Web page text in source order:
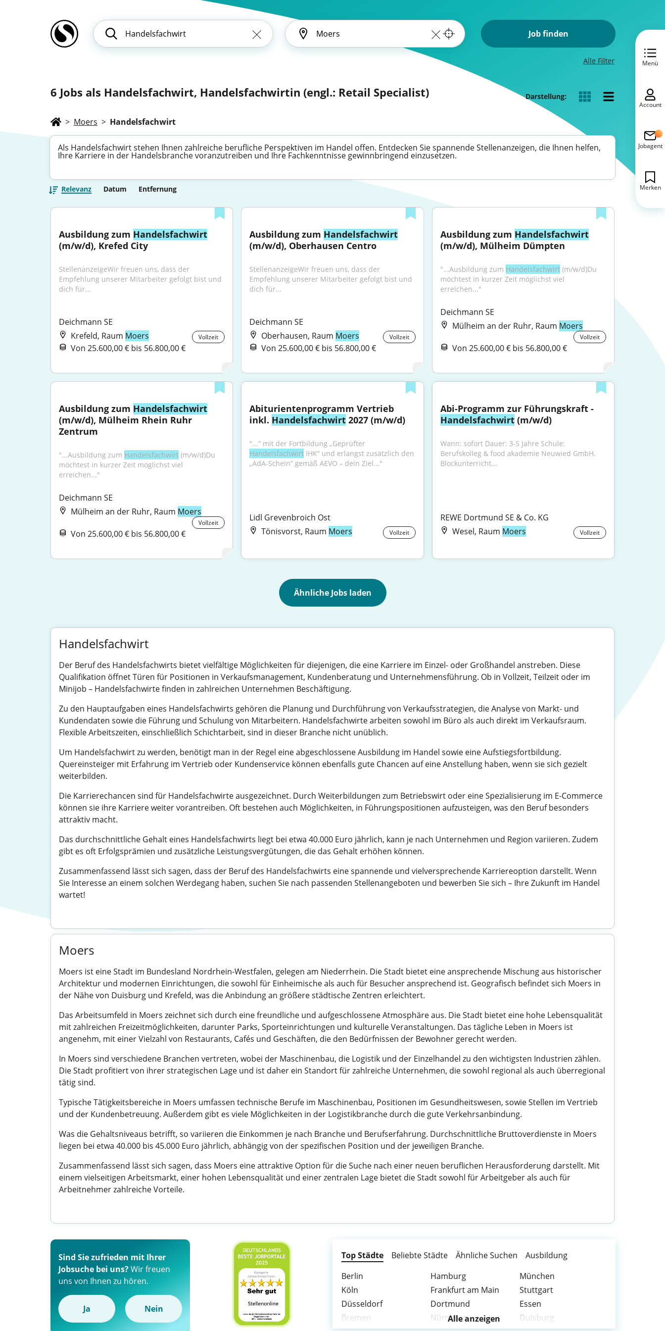
Job finden
Alle Filter
6 Jobs als Handelsfachwirt, Handelsfachwirtin (engl.: Retail Specialist) Darstellung:
> Moers > Handelsfachwirt
Als Handelsfachwirt stehen Ihnen zahlreiche berufliche Perspektiven im Handel offen. Entdecken Sie spannende Stellenanzeigen, die Ihnen helfen,
Ihre Karriere in der Handelsbranche voranzutreiben und Ihre Fachkenntnisse gewinnbringend einzusetzen.
Relevanz Datum Entfernung
Ausbildung zum Handelsfachwirt
(m/w/d), Krefed City
StellenanzeigeWir freuen uns, dass der
Empfehlung unserer Mitarbeiter gefolgt bist und
dich für...
Deichmann SE
Krefeld, Raum Moers Vollzeit
Von 25.600,00 € bis 56.800,00 €
Ausbildung zum Handelsfachwirt
(m/w/d), Oberhausen Centro
StellenanzeigeWir freuen uns, dass der
Empfehlung unserer Mitarbeiter gefolgt bist und
dich für...
Deichmann SE
Oberhausen, Raum Moers Vollzeit
Von 25.600,00 € bis 56.800,00 €
Ausbildung zum Handelsfachwirt
(m/w/d), Mülheim Dümpten
"...Ausbildung zum Handelsfachwirt (m/w/d)Du
möchtest in kurzer Zeit möglichst viel
erreichen..."
Deichmann SE
Mülheim an der Ruhr, Raum Moers
Vollzeit
Von 25.600,00 € bis 56.800,00 €
Ausbildung zum Handelsfachwirt
(m/w/d), Mülheim Rhein Ruhr
Zentrum
"...Ausbildung zum Handelsfachwirt (m/w/d)Du
möchtest in kurzer Zeit möglichst viel
erreichen..."
Deichmann SE
Mülheim an der Ruhr, Raum Moers
Vollzeit
Von 25.600,00 € bis 56.800,00 €
Abiturientenprogramm Vertrieb
inkl. Handelsfachwirt 2027 (m/w/d)
Handelsfachwirt IHK“ und erlangst zusätzlich den
„AdA-Schein“ gemäß AEVO – dein Ziel..."
Lidl Grevenbroich Ost
Tönisvorst, Raum Moers Vollzeit
Abi-Programm zur Führungskraft -
Handelsfachwirt (m/w/d)
Wann: sofort Dauer: 3-5 Jahre Schule:
Berufskolleg & food akademie Neuwied GmbH,
Blockunterricht...
REWE Dortmund SE & Co. KG
Wesel, Raum Moers Vollzeit
Ähnliche Jobs laden
Handelsfachwirt
Der Beruf des Handelsfachwirts bietet vielfältige Möglichkeiten für diejenigen, die eine Karriere im Einzel- oder Großhandel anstreben. Diese
Qualifikation öffnet Türen für Positionen in Verkaufsmanagement, Kundenberatung und Unternehmensführung. Ob in Vollzeit, Teilzeit oder im
Minijob – Handelsfachwirte finden in zahlreichen Unternehmen Beschäftigung.
Zu den Hauptaufgaben eines Handelsfachwirts gehören die Planung und Durchführung von Verkaufsstrategien, die Analyse von Markt- und
Kundendaten sowie die Führung und Schulung von Mitarbeitern. Handelsfachwirte arbeiten sowohl im Büro als auch direkt im Verkaufsraum.
Flexible Arbeitszeiten, einschließlich Schichtarbeit, sind in dieser Branche nicht unüblich.
Um Handelsfachwirt zu werden, benötigt man in der Regel eine abgeschlossene Ausbildung im Handel sowie eine Aufstiegsfortbildung.
Quereinsteiger mit Erfahrung im Vertrieb oder Kundenservice können ebenfalls gute Chancen auf eine Anstellung haben, wenn sie sich gezielt
weiterbilden.
Die Karrierechancen sind für Handelsfachwirte ausgezeichnet. Durch Weiterbildungen zum Betriebswirt oder eine Spezialisierung im E-Commerce
können sie ihre Karriere weiter vorantreiben. Oft bestehen auch Möglichkeiten, in Führungspositionen aufzusteigen, was den Beruf besonders
attraktiv macht.
Das durchschnittliche Gehalt eines Handelsfachwirts liegt bei etwa 40.000 Euro jährlich, kann je nach Unternehmen und Region variieren. Zudem
gibt es oft Erfolgsprämien und zusätzliche Leistungsvergütungen, die das Gehalt erhöhen können.
Zusammenfassend lässt sich sagen, dass der Beruf des Handelsfachwirts eine spannende und vielversprechende Karriereoption darstellt. Wenn
Sie Interesse an einem solchen Werdegang haben, suchen Sie nach passenden Stellenangeboten und bewerben Sie sich – Ihre Zukunft im Handel
wartet!
Moers
Moers ist eine Stadt im Bundesland Nordrhein-Westfalen, gelegen am Niederrhein. Die Stadt bietet eine ansprechende Mischung aus historischer
Architektur und modernen Einrichtungen, die sowohl für Einheimische als auch für Besucher ansprechend ist. Geografisch befindet sich Moers in
der Nähe von Duisburg und Krefeld, was die Anbindung an größere städtische Zentren erleichtert.
Das Arbeitsumfeld in Moers zeichnet sich durch eine freundliche und aufgeschlossene Atmosphäre aus. Die Stadt bietet eine hohe Lebensqualität
mit zahlreichen Freizeitmöglichkeiten, darunter Parks, Sporteinrichtungen und kulturelle Veranstaltungen. Das tägliche Leben in Moers ist
angenehm, mit einer Vielzahl von Restaurants, Cafés und Geschäften, die den Bedürfnissen der Bewohner gerecht werden.
In Moers sind verschiedene Branchen vertreten, wobei der Maschinenbau, die Logistik und der Einzelhandel zu den wichtigsten Industrien zählen.
Die Stadt profitiert von ihrer strategischen Lage und ist daher ein Standort für zahlreiche Unternehmen, die sowohl regional als auch überregional
tätig sind.
Typische Tätigkeitsbereiche in Moers umfassen technische Berufe im Maschinenbau, Positionen im Gesundheitswesen, sowie Stellen im Vertrieb
und der Kundenbetreuung. Außerdem gibt es viele Möglichkeiten in der Logistikbranche durch die gute Verkehrsanbindung.
Was die Gehaltsniveaus betrifft, so variieren die Einkommen je nach Branche und Berufserfahrung. Durchschnittliche Bruttoverdienste in Moers
liegen bei etwa 40.000 bis 45.000 Euro jährlich, abhängig von der spezifischen Position und der jeweiligen Branche.
Zusammenfassend lässt sich sagen, dass Moers eine attraktive Option für die Suche nach einer neuen beruflichen Herausforderung darstellt. Mit
einem vielseitigen Arbeitsmarkt, einer hohen Lebensqualität und einer zentralen Lage bietet die Stadt sowohl für Arbeitgeber als auch für
Arbeitnehmer zahlreiche Vorteile.
Menü
Account
Jobagent
Merken
Sind Sie zufrieden mit Ihrer
Jobsuche bei uns?Wir freuen
uns von Ihnen zu hören.
Ja Nein
Top Städte Beliebte Städte Ähnliche Suchen
Ausbildung
Berlin
Hamburg
München
Köln
Frankfurt am Main
Stuttgart
Düsseldorf
Dortmund
Essen
Bremen
Nürnberg
Duisburg
Alle anzeigen